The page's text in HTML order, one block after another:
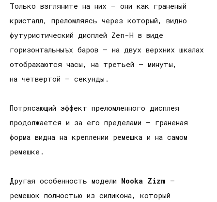
Только взгляните на них — они как граненый
кристалл, преломляясь через который, видно
футуристический дисплей Zen-H в виде
горизонтальныъх баров — на двух верхних шкалах
отображаются часы, на третьей — минуты,
на четвертой — секунды.
Потрясающий эффект преломленного дисплея
продолжается и за его пределами — граненая
форма видна на креплении ремешка и на самом
ремешке.
Другая особенность модели Nooka Zizm —
ремешок полностью из силикона, который